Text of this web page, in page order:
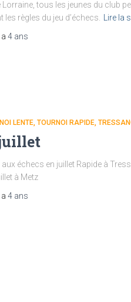
tous les jeunes du club
règles du jeu d’échecs.
Lire la
a 4 ans
LENTE TOURNOI RAPIDE
échecs en juillet Rapide à
à Metz
4 ans